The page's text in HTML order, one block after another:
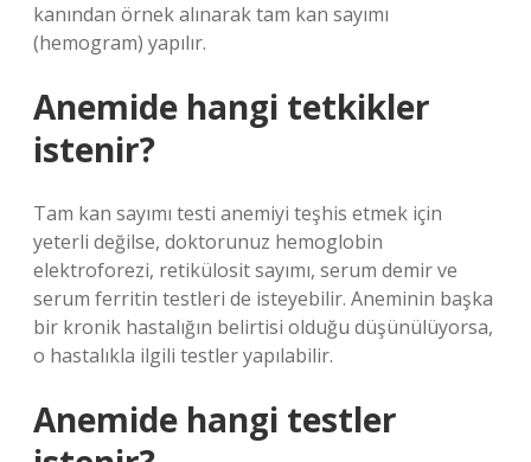
kanından örnek alınarak tam kan sayımı
(hemogram) yapılır.
Anemide hangi tetkikler
istenir?
Tam kan sayımı testi anemiyi teşhis etmek için
yeterli değilse, doktorunuz hemoglobin
elektroforezi, retikülosit sayımı, serum demir ve
serum ferritin testleri de isteyebilir. Aneminin başka
bir kronik hastalığın belirtisi olduğu düşünülüyorsa,
o hastalıkla ilgili testler yapılabilir.
Anemide hangi testler